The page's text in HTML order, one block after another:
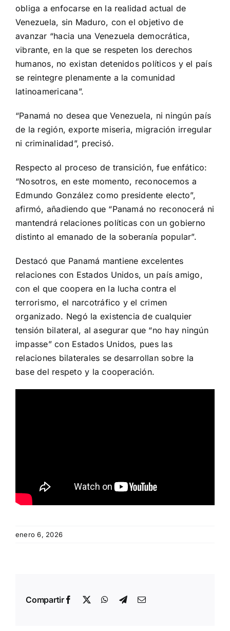
obliga a enfocarse en la realidad actual de
Venezuela, sin Maduro, con el objetivo de
avanzar “hacia una Venezuela democrática,
vibrante, en la que se respeten los derechos
humanos, no existan detenidos políticos y el país
se reintegre plenamente a la comunidad
latinoamericana”.
“Panamá no desea que Venezuela, ni ningún país
de la región, exporte miseria, migración irregular
ni criminalidad”, precisó.
Respecto al proceso de transición, fue enfático:
“Nosotros, en este momento, reconocemos a
Edmundo González como presidente electo”,
afirmó, añadiendo que “Panamá no reconocerá ni
mantendrá relaciones políticas con un gobierno
distinto al emanado de la soberanía popular”.
Destacó que Panamá mantiene excelentes
relaciones con Estados Unidos, un país amigo,
con el que coopera en la lucha contra el
terrorismo, el narcotráfico y el crimen
organizado. Negó la existencia de cualquier
tensión bilateral, al asegurar que “no hay ningún
impasse” con Estados Unidos, pues las
relaciones bilaterales se desarrollan sobre la
base del respeto y la cooperación.
enero 6, 2026
Compartir Facebook WhatsApp
TelegramEmail